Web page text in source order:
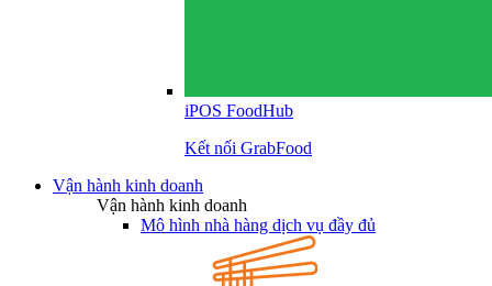
iPOS FoodHub
Kết nối GrabFood
Vận hành kinh doanh
Vận hành kinh doanh
Mô hình nhà hàng dịch vụ đầy đủ